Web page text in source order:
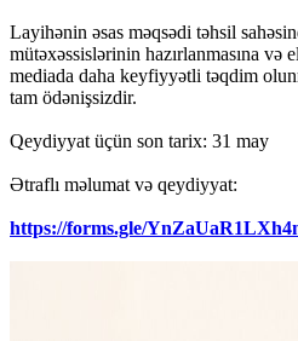
Layihənin əsas məqsədi təhsil
mütəxəssislərinin hazırlanmasına və
mediada daha keyfiyyətli təqdim
tam ödənişsizdir.
Qeydiyyat üçün son tarix: 31 may
Ətraflı məlumat və qeydiyyat:
https://forms.gle/